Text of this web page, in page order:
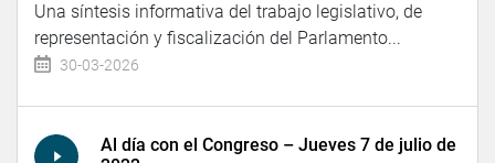
Una síntesis informativa del trabajo legislativo, de
representación y fiscalización del Parlamento...
30-03-2026
Al día con el Congreso – Jueves 7 de julio de